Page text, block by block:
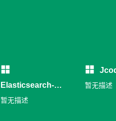
Elasticsearch-
sql
暂无描述
暂无描述